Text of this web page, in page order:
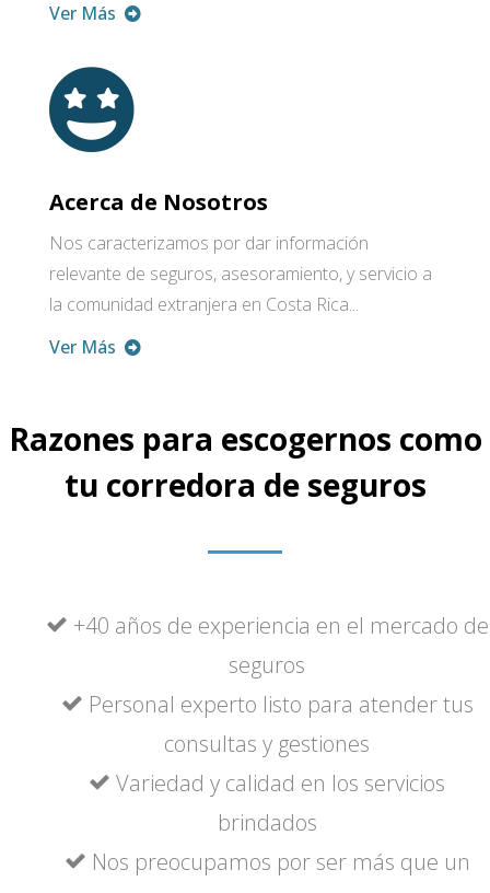
Ver Más
Acerca de Nosotros
Nos caracterizamos por dar información
relevante de seguros, asesoramiento, y servicio a
la comunidad extranjera en Costa Rica...
Ver Más
Razones para escogernos como
tu corredora de seguros
+40 años de experiencia en el mercado de
seguros
Personal experto listo para atender tus
consultas y gestiones
Variedad y calidad en los servicios
brindados
Nos preocupamos por ser más que un